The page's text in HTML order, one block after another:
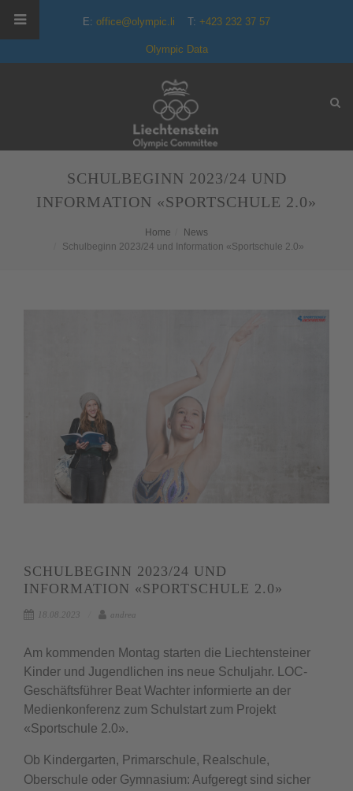
E: office@olympic.li T: +423 232 37 57
Olympic Data
SCHULBEGINN 2023/24 UND
INFORMATION «SPORTSCHULE 2.0»
Home
News
Schulbeginn 2023/24 und Information «Sportschule 2.0»
SCHULBEGINN 2023/24 UND
INFORMATION «SPORTSCHULE 2.0»
18.08.2023 andrea
Am kommenden Montag starten die Liechtensteiner
Kinder und Jugendlichen ins neue Schuljahr. LOC-
Geschäftsführer Beat Wachter informierte an der
Medienkonferenz zum Schulstart zum Projekt
«Sportschule 2.0».
Ob Kindergarten, Primarschule, Realschule,
Oberschule oder Gymnasium: Aufgeregt sind sicher